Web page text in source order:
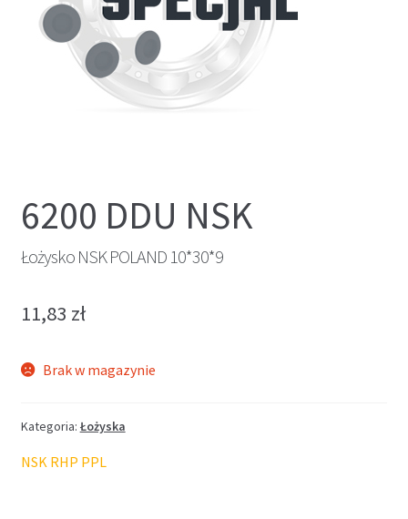
6200 DDU NSK
Łożysko NSK POLAND 10*30*9
11,83 zł
Brak w magazynie
Kategoria: Łożyska
NSK RHP PPL